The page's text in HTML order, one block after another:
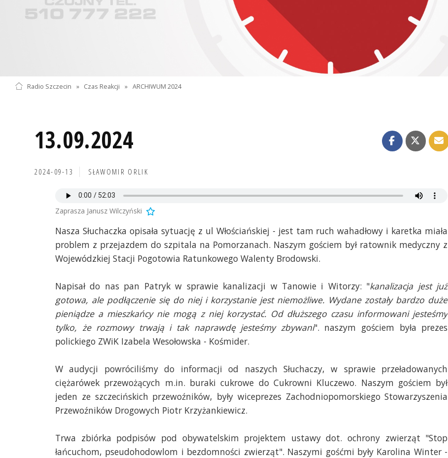
Radio Szczecin » Czas Reakcji » ARCHIWUM 2024
13.09.2024
2024-09-13 SŁAWOMIR ORLIK
Zaprasza Janusz Wilczyński
Nasza Słuchaczka opisała sytuację z ul Włościańskiej - jest tam ruch wahadłowy i karetka miała
problem z przejazdem do szpitala na Pomorzanach. Naszym gościem był ratownik medyczny z
Wojewódzkiej Stacji Pogotowia Ratunkowego Walenty Brodowski.
Napisał do nas pan Patryk w sprawie kanalizacji w Tanowie i Witorzy: "kanalizacja jest już
gotowa, ale podłączenie się do niej i korzystanie jest niemożliwe. Wydane zostały bardzo duże
pieniądze a mieszkańcy nie mogą z niej korzystać. Od dłuższego czasu informowani jesteśmy
tylko, że rozmowy trwają i tak naprawdę jesteśmy zbywani". naszym gościem była prezes
polickiego ZWiK Izabela Wesołowska - Kośmider.
W audycji powróciliśmy do informacji od naszych Słuchaczy, w sprawie przeładowanych
ciężarówek przewożących m.in. buraki cukrowe do Cukrowni Kluczewo. Naszym gościem był
jeden ze szczecińskich przewoźników, były wiceprezes Zachodniopomorskiego Stowarzyszenia
Przewoźników Drogowych Piotr Krzyżankiewicz.
Trwa zbiórka podpisów pod obywatelskim projektem ustawy dot. ochrony zwierząt "Stop
łańcuchom, pseudohodowlom i bezdomności zwierząt". Naszymi gośćmi były Karolina Winter -